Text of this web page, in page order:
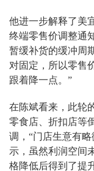
他进一步解释了美
终端零售价调整通
暂缓补货的缓冲周
对固定，所以零售
跟着降一点。”
在陈斌看来，此轮
零食店、折扣店等
调，“门店生意有
示，虽然利润空间
格降低后得到了提